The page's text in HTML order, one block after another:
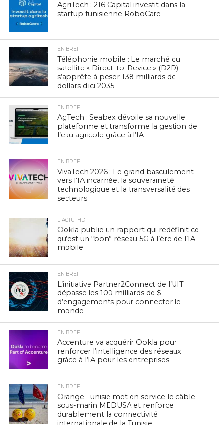
AgriTech : 216 Capital investit dans la
startup tunisienne RoboCare
EN BREF
Téléphonie mobile : Le marché du
satellite « Direct-to-Device » (D2D)
s’apprête à peser 138 milliards de
dollars d’ici 2035
EN BREF
AgTech : Seabex dévoile sa nouvelle
plateforme et transforme la gestion de
l’eau agricole grâce à l’IA
EN BREF
VivaTech 2026 : Le grand basculement
vers l’IA incarnée, la souveraineté
technologique et la transversalité des
secteurs
L'ACTUTHD
Ookla publie un rapport qui redéfinit ce
qu’est un “bon” réseau 5G à l’ère de l’IA
mobile
EN BREF
L’initiative Partner2Connect de l’UIT
dépasse les 100 milliards de $
d’engagements pour connecter le
monde
EN BREF
Accenture va acquérir Ookla pour
renforcer l’intelligence des réseaux
grâce à l’IA pour les entreprises
EN BREF
Orange Tunisie met en service le câble
sous-marin MEDUSA et renforce
durablement la connectivité
internationale de la Tunisie